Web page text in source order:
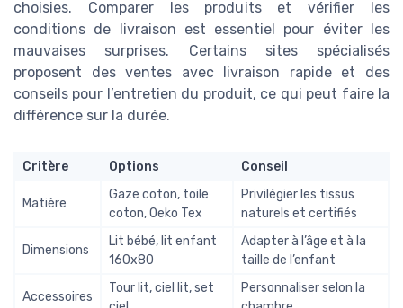
choisies. Comparer les produits et vérifier les
conditions de livraison est essentiel pour éviter les
mauvaises surprises. Certains sites spécialisés
proposent des ventes avec livraison rapide et des
conseils pour l’entretien du produit, ce qui peut faire la
différence sur la durée.
Critère Options Conseil
Matière
Gaze coton, toile
coton, Oeko Tex
Privilégier les tissus
naturels et certifiés
Dimensions
Lit bébé, lit enfant
160x80
Adapter à l’âge et à la
taille de l’enfant
Accessoires
Tour lit, ciel lit, set
Personnaliser selon la